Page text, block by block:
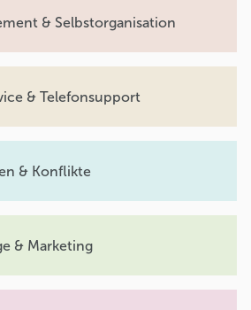
& Selbstorganisation
& Telefonsupport
& Konflikte
& Marketing